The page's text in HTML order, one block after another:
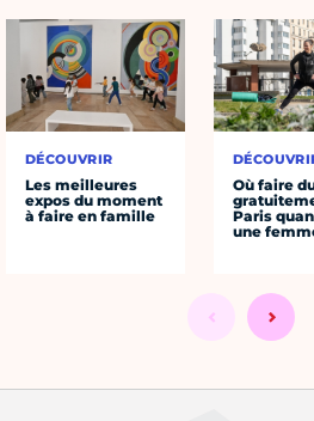
DÉCOUVRIR
Les meilleures
expos du moment
à faire en famille
Où faire
Paris
une